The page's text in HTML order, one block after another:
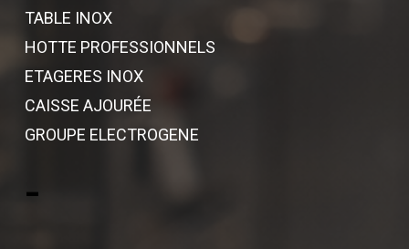
TABLE INOX
HOTTE PROFESSIONNELS
ETAGERES INOX
CAISSE AJOURÉE
GROUPE ELECTROGENE
-